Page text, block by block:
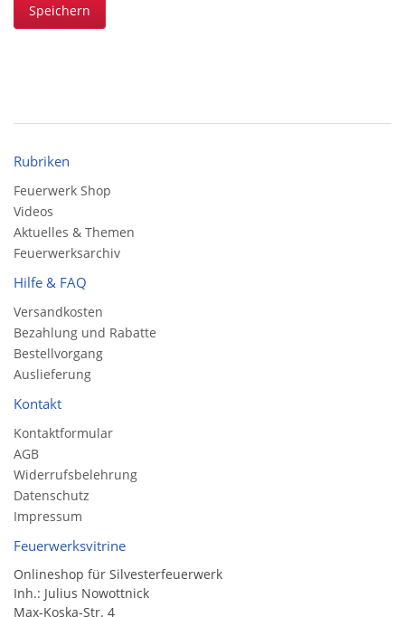
Speichern
Rubriken
Feuerwerk Shop
Videos
Aktuelles & Themen
Feuerwerksarchiv
Hilfe & FAQ
Versandkosten
Bezahlung und Rabatte
Bestellvorgang
Auslieferung
Kontakt
Kontaktformular
AGB
Widerrufsbelehrung
Datenschutz
Impressum
Feuerwerksvitrine
Onlineshop für Silvesterfeuerwerk
Inh.: Julius Nowottnick
Max-Koska-Str. 4